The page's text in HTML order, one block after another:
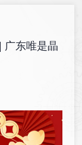
广东唯是晶